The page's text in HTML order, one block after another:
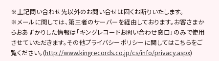
※上記問い合わせ先以外のお問い合せは固くお断りいたします。
※メールに関しては、第三者のサーバーを経由しております。お客さまか
らおあずかりした情報は「キングレコードお問い合わせ窓口」のみで使用
させていただきます。その他プライバシーポリシーに関してはこちらをご
覧ください。(http://www.kingrecords.co.jp/cs/info/privacy.aspx)